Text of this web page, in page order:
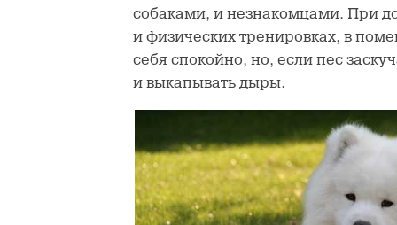
собаками, и незнакомцами. При
и физических тренировках, в
себя спокойно, но, если пес
и выкапывать дыры.